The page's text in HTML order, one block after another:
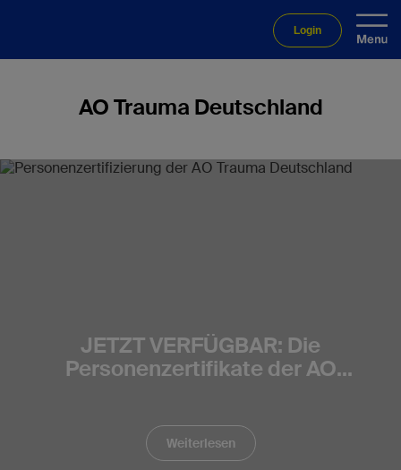
Login
AO Trauma Deutschland
Weiterlesen
Weiterlesen
JETZT VERFÜGBAR: Die
Personenzertifikate der AO
Weiterlesen
Hier gehts zum Bericht
Weiterlesen
Weiterlesen
Weiterlesen
Weiterlesen
Hier gehts zum Bericht